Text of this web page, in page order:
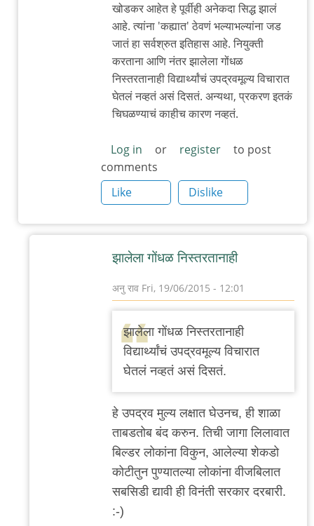
खोडकर आहेत हे पूर्वीही अनेकदा सिद्ध झालं
आहे. त्यांना 'कह्यात' ठेवणं भल्याभल्यांना जड
जातं हा सर्वश्रुत इतिहास आहे. नियुक्ती
करताना आणि नंतर झालेला गोंधळ
निस्तरतानाही विद्यार्थ्यांचं उपद्रवमूल्य विचारात
घेतलं नव्हतं असं दिसतं. अन्यथा, प्रकरण इतकं
चिघळण्याचं काहीच कारण नव्हतं.
Log in or register
to post
comments
Like
Dislike
झालेला गोंधळ निस्तरतानाही
अनु राव Fri, 19/06/2015 - 12:01
reply
to
व्यावहारिक
by
चिंतातुर
जंतू
झालेला गोंधळ निस्तरतानाही
विद्यार्थ्यांचं उपद्रवमूल्य विचारात
घेतलं नव्हतं असं दिसतं.
हे उपद्रव मुल्य लक्षात घेउनच, ही शाळा
ताबडतोब बंद करुन. तिची जागा लिलावात
बिल्डर लोकांना विकुन, आलेल्या शेकडो
कोटीतुन पुण्यातल्या लोकांना वीजबिलात
सबसिडी द्यावी ही विनंती सरकार दरबारी.
:-)